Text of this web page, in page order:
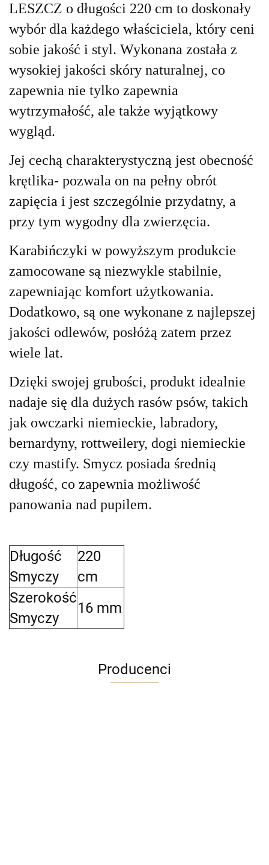
LESZCZ o długości 220 cm to doskonały
wybór dla każdego właściciela, który ceni
sobie jakość i styl. Wykonana została z
wysokiej jakości skóry naturalnej, co
zapewnia nie tylko zapewnia
wytrzymałość, ale także wyjątkowy
wygląd.
Jej cechą charakterystyczną jest obecność
krętlika- pozwala on na pełny obrót
zapięcia i jest szczególnie przydatny, a
przy tym wygodny dla zwierzęcia.
Karabińczyki w powyższym produkcie
zamocowane są niezwykle stabilnie,
zapewniając komfort użytkowania.
Dodatkowo, są one wykonane z najlepszej
jakości odlewów, posłóżą zatem przez
wiele lat.
Dzięki swojej grubości, produkt idealnie
nadaje się dla dużych rasów psów, takich
jak owczarki niemieckie, labradory,
bernardyny, rottweilery, dogi niemieckie
czy mastify. Smycz posiada średnią
długość, co zapewnia możliwość
panowania nad pupilem.
Długość
Smyczy
220
cm
Szerokość
Smyczy
16 mm
Producenci